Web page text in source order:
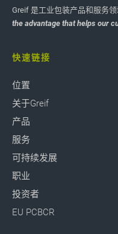
Greif 是工业包装产品和服务
the advantage that helps our
快速链接
位置
关于Greif
产品
服务
可持续发展
职业
投资者
EU PCBCR